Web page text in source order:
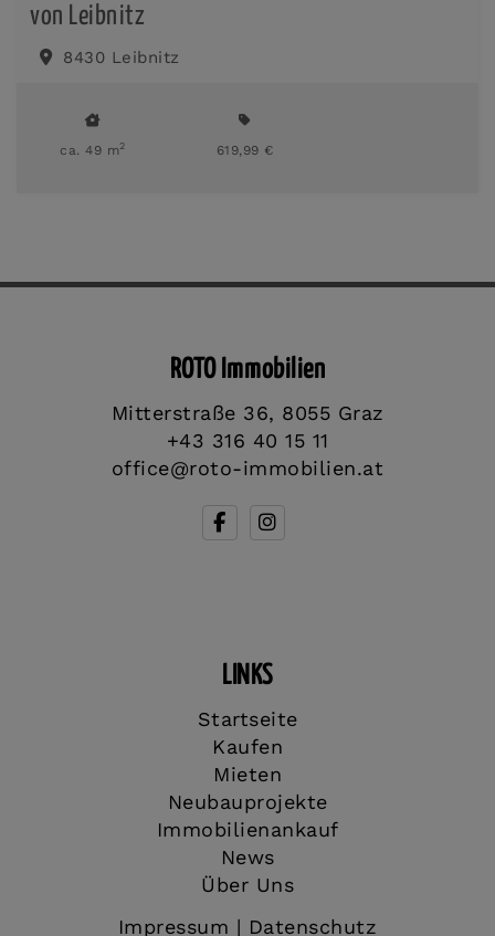
von Leibnitz
8430 Leibnitz
ca. 49 m2 619,99 €
ROTO Immobilien
Mitterstraße 36, 8055 Graz
+43 316 40 15 11
office@roto-immobilien.at
LINKS
Startseite
Kaufen
Mieten
Neubauprojekte
Immobilienankauf
News
Über Uns
Impressum | Datenschutz